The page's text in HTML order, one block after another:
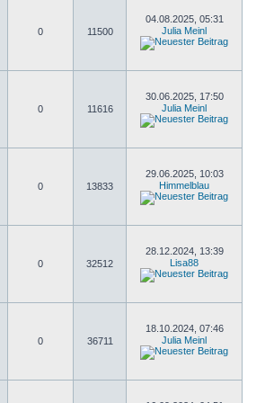
0 11500
04.08.2025, 05:31
Julia Meinl
0 11616
30.06.2025, 17:50
Julia Meinl
0 13833
29.06.2025, 10:03
Himmelblau
0 32512
28.12.2024, 13:39
Lisa88
0 36711
18.10.2024, 07:46
Julia Meinl